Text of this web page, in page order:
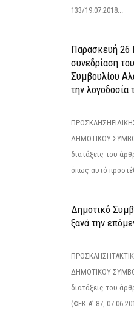
133/19.07.2018...
Παρασκευή 26
συνεδρίαση
Συμβουλίου
την λογοδοσία
ΔΗΜΟΤΙΚΟΥ
διατάξεις του
όπως αυτό
Δημοτικό
ξανά την
ΔΗΜΟΤΙΚΟΥ
διατάξεις του
(ΦΕΚ Α’ 87, 07-06-